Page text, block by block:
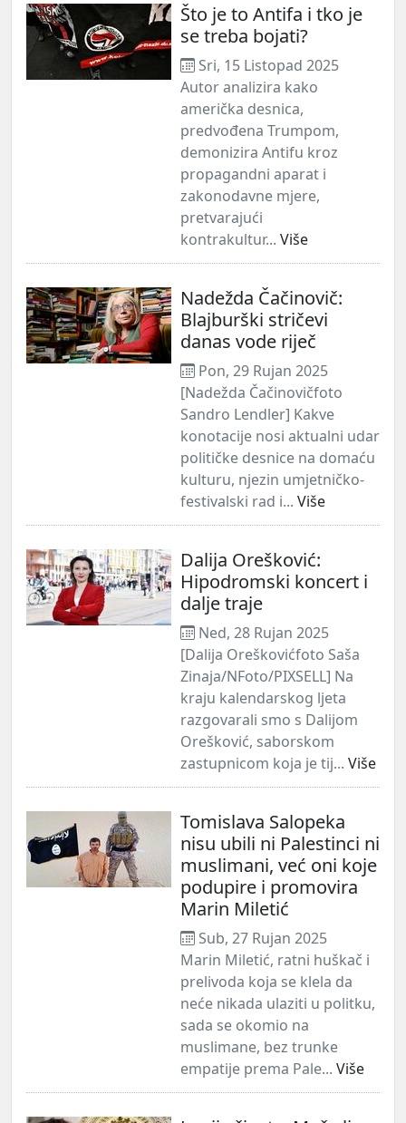
Što je to Antifa i tko je
se treba bojati?
Sri, 15 Listopad 2025
Autor analizira kako
američka desnica,
predvođena Trumpom,
demonizira Antifu kroz
propagandni aparat i
zakonodavne mjere,
pretvarajući
kontrakultur... Više
Nadežda Čačinovič:
Blajburški stričevi
danas vode riječ
Pon, 29 Rujan 2025
[Nadežda Čačinovičfoto
Sandro Lendler] Kakve
konotacije nosi aktualni udar
političke desnice na domaću
kulturu, njezin umjetničko-
festivalski rad i... Više
Dalija Orešković:
Hipodromski koncert i
dalje traje
Ned, 28 Rujan 2025
[Dalija Oreškovićfoto Saša
Zinaja/NFoto/PIXSELL] Na
kraju kalendarskog ljeta
razgovarali smo s Dalijom
Orešković, saborskom
zastupnicom koja je tij... Više
Tomislava Salopeka
nisu ubili ni Palestinci ni
muslimani, već oni koje
podupire i promovira
Marin Miletić
Sub, 27 Rujan 2025
Marin Miletić, ratni huškač i
prelivoda koja se klela da
neće nikada ulaziti u politku,
sada se okomio na
muslimane, bez trunke
empatije prema Pale... Više